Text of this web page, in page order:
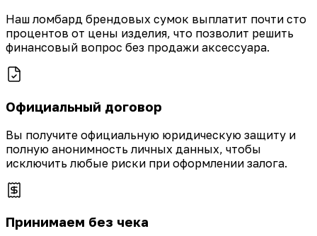
Наш ломбард брендовых сумок выплатит почти сто
процентов от цены изделия, что позволит решить
финансовый вопрос без продажи аксессуара.
Официальный договор
Вы получите официальную юридическую защиту и
полную анонимность личных данных, чтобы
исключить любые риски при оформлении залога.
Принимаем без чека